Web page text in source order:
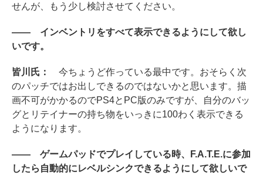
せんが、もう少し検討させてください。
―― インベントリをすべて表示できるようにして欲し
いです。
皆川氏： 今ちょうど作っている最中です。おそらく次
のパッチではお出しできるのではないかと思います。描
画不可がかかるのでPS4とPC版のみですが、自分のバッ
グとリテイナーの持ち物をいっきに100わく表示できる
ようになります。
―― ゲームパッドでプレイしている時、F.A.T.E.に参加
したら自動的にレベルシンクできるようにして欲しいで